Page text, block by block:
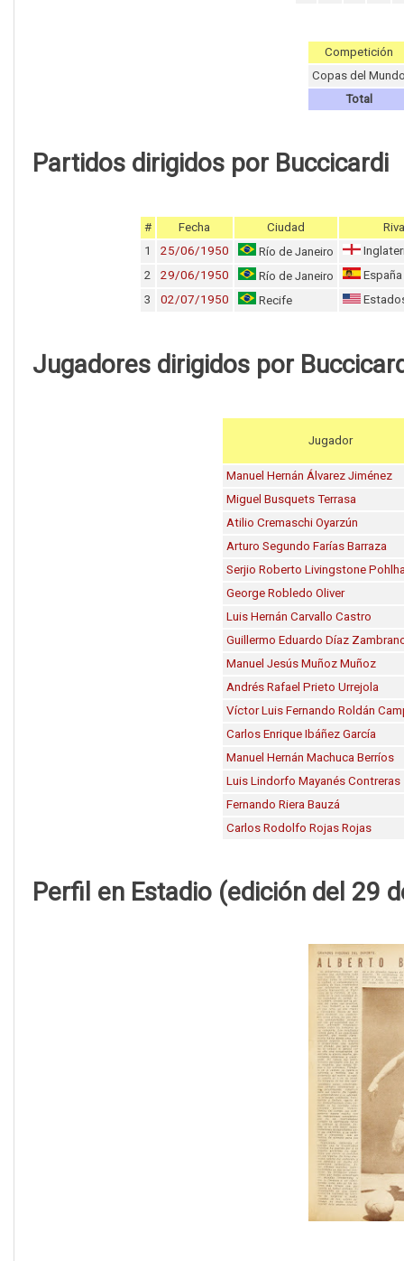
Competición
Copas del
Total
Partidos dirigidos por Buccicardi
# Fecha Ciudad
1
25/06/1950 Río de Janeiro
2
29/06/1950 Río de Janeiro
España
3
02/07/1950 Recife
Jugadores dirigidos por
Jugador
Manuel Hernán Álvarez Jiménez
Miguel Busquets Terrasa
Atilio Cremaschi Oyarzún
Arturo Segundo Farías Barraza
Serjio Roberto Livingstone
George Robledo Oliver
Luis Hernán Carvallo Castro
Guillermo Eduardo Díaz
Manuel Jesús Muñoz Muñoz
Andrés Rafael Prieto Urrejola
Víctor Luis Fernando Roldán
Carlos Enrique Ibáñez García
Manuel Hernán Machuca Berríos
Luis Lindorfo Mayanés Contreras
Fernando Riera Bauzá
Carlos Rodolfo Rojas Rojas
Perfil en Estadio (edición del 29